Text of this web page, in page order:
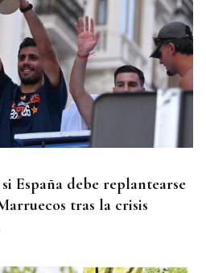
EN BRASILIA
de la embajadora de Brasil
España debe replantearse
tras la crisis